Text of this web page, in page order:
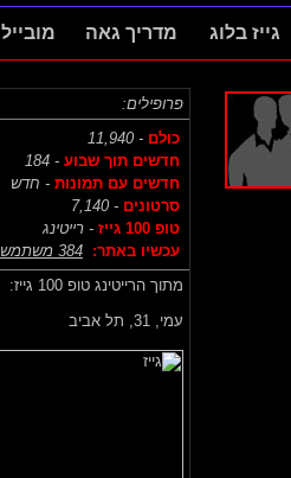
גייז בלוג מדריך גאה מובייל
פרופילים:
כולם - 11,940
חדשים תוך שבוע - 184
חדשים עם תמונות - חדש
סרטונים - 7,140
טופ 100 גייז
- רייטינג
עכשיו באתר: 384 משתמשים
מתוך הרייטינג טופ 100 גייז:
עמי, 31, תל אביב